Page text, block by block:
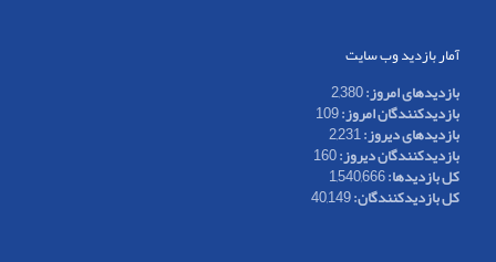
آمار بازدید وب سایت
بازدیدهای امروز:2,380
بازدیدکنندگان امروز:109
بازدیدهای دیروز:2,231
بازدیدکنندگان دیروز:160
کل بازدیدها:1,540,666
کل بازدیدکنند‌گان:40,149